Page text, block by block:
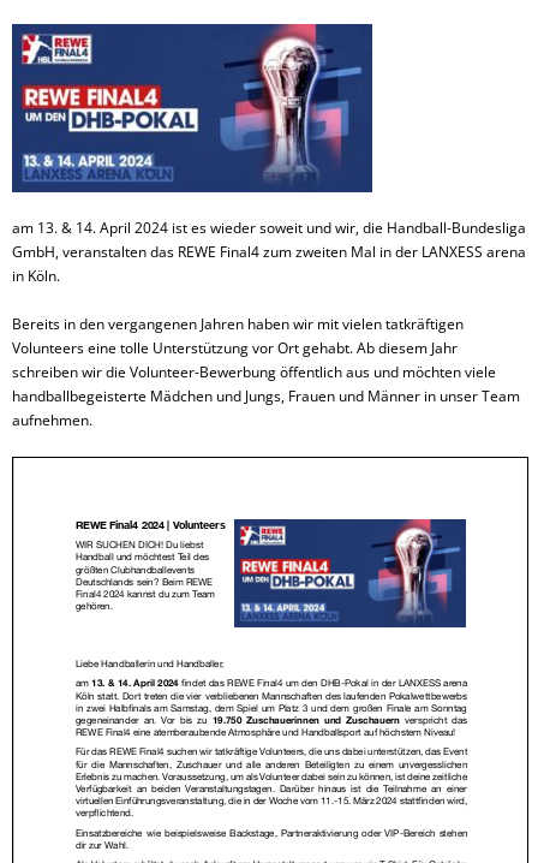
am 13. & 14. April 2024 ist es wieder soweit und wir, die Handball-Bundesliga
GmbH, veranstalten das REWE Final4 zum zweiten Mal in der LANXESS arena
in Köln.
Bereits in den vergangenen Jahren haben wir mit vielen tatkräftigen
Volunteers eine tolle Unterstützung vor Ort gehabt. Ab diesem Jahr
schreiben wir die Volunteer-Bewerbung öffentlich aus und möchten viele
handballbegeisterte Mädchen und Jungs, Frauen und Männer in unser Team
aufnehmen.